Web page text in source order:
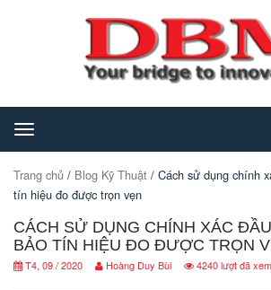
Toggle
navigation
Trang chủ / Blog Kỹ Thuật / Cách sử dụng chính
tín hiệu đo được trọn vẹn
CÁCH SỬ DỤNG CHÍNH XÁC
BẢO TÍN HIỆU ĐO ĐƯỢC TRỌN
T4, 09 / 2020 Hoàng Duy Bùi 4240 lượt đã xem